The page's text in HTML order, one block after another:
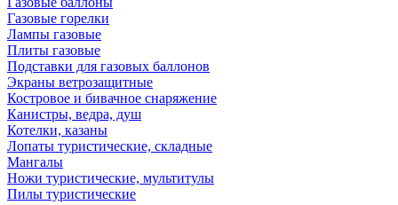
Газовые горелки
Лампы газовые
Плиты газовые
Подставки для газовых баллонов
Экраны ветрозащитные
Костровое и бивачное снаряжение
Канистры, ведра, душ
Котелки, казаны
Лопаты туристические, складные
Мангалы
Ножи туристические, мультитулы
Пилы туристические